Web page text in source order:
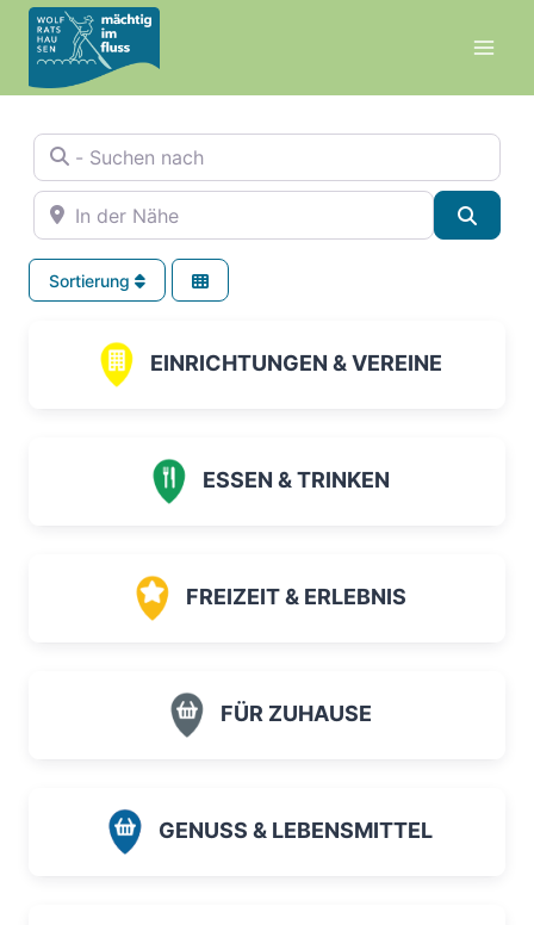
Zum
Inhalt
springen
- Suchen nach
In der Nähe
Sortierung
EINRICHTUNGEN & VEREINE
ESSEN & TRINKEN
FREIZEIT & ERLEBNIS
FÜR ZUHAUSE
GENUSS & LEBENSMITTEL